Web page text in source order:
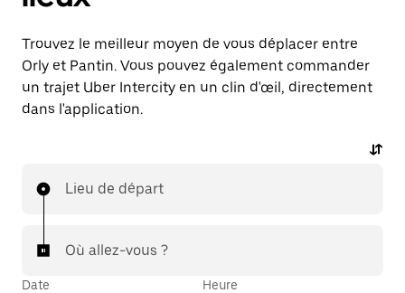
Trouvez le meilleur moyen de vous déplacer entre
Orly et Pantin. Vous pouvez également commander
un trajet Uber Intercity en un clin d'œil, directement
dans l'application.
Lieu de départ
Où allez-vous ?
Date Heure